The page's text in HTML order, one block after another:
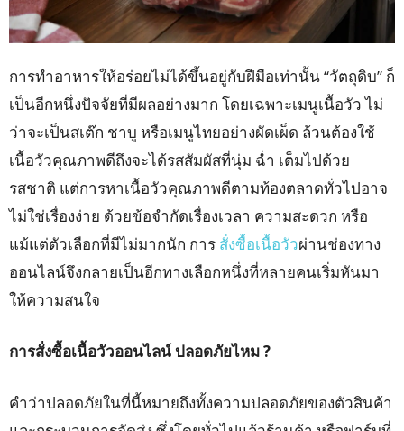
การทำอาหารให้อร่อยไม่ได้ขึ้นอยู่กับฝีมือเท่านั้น “วัตถุดิบ” ก็
เป็นอีกหนึ่งปัจจัยที่มีผลอย่างมาก โดยเฉพาะเมนูเนื้อวัว ไม่
ว่าจะเป็นสเต๊ก ชาบู หรือเมนูไทยอย่างผัดเผ็ด ล้วนต้องใช้
เนื้อวัวคุณภาพดีถึงจะได้รสสัมผัสที่นุ่ม ฉ่ำ เต็มไปด้วย
รสชาติ แต่การหาเนื้อวัวคุณภาพดีตามท้องตลาดทั่วไปอาจ
ไม่ใช่เรื่องง่าย ด้วยข้อจำกัดเรื่องเวลา ความสะดวก หรือ
แม้แต่ตัวเลือกที่มีไม่มากนัก การ สั่งซื้อเนื้อวัวผ่านช่องทาง
ออนไลน์จึงกลายเป็นอีกทางเลือกหนึ่งที่หลายคนเริ่มหันมา
ให้ความสนใจ
การสั่งซื้อเนื้อวัวออนไลน์ ปลอดภัยไหม ?
คำว่าปลอดภัยในที่นี้หมายถึงทั้งความปลอดภัยของตัวสินค้า